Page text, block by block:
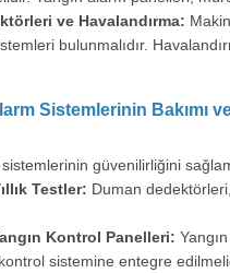
ve Havalandırma:
bulunmalıdır.
Sistemlerinin Bakımı
güvenilirliğini
Testler: Duman
Kontrol Panelleri:
sistemine entegre